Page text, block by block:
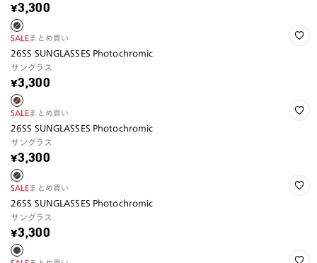
¥3,300
SALEまとめ買い
26SS SUNGLASSES Photochromic
サングラス
¥3,300
SALEまとめ買い
26SS SUNGLASSES Photochromic
サングラス
¥3,300
SALEまとめ買い
26SS SUNGLASSES Photochromic
サングラス
¥3,300